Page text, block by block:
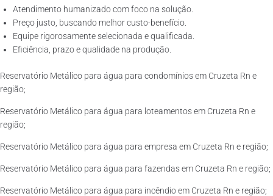
Atendimento humanizado com foco na solução.
Preço justo, buscando melhor custo-benefício.
Equipe rigorosamente selecionada e qualificada.
Eficiência, prazo e qualidade na produção.
Reservatório Metálico para água para condomínios em Cruzeta Rn e
região;
Reservatório Metálico para água para loteamentos em Cruzeta Rn e
região;
Reservatório Metálico para água para empresa em Cruzeta Rn e região;
Reservatório Metálico para água para fazendas em Cruzeta Rn e região;
Reservatório Metálico para água para incêndio em Cruzeta Rn e região;